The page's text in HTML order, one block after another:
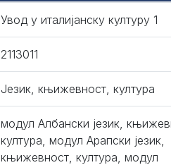
Увод у италијанску културу 1
2113011
Језик, књижевност, култура
модул Албански језик,
култура, модул Арапски језик,
књижевност, култура, модул